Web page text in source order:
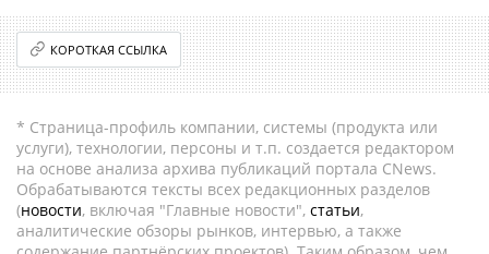
КОРОТКАЯ ССЫЛКА
* Страница-профиль компании, системы (продукта или
услуги), технологии, персоны и т.п. создается редактором
на основе анализа архива публикаций портала CNews.
Обрабатываются тексты всех редакционных разделов
(новости, включая "Главные новости", статьи,
аналитические обзоры рынков, интервью, а также